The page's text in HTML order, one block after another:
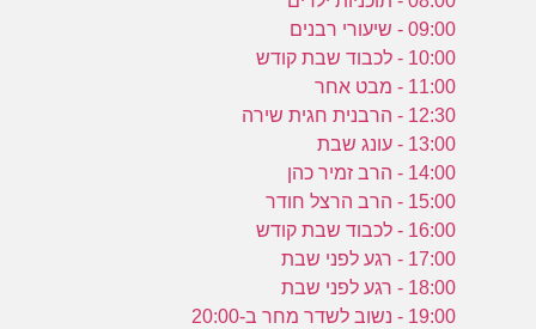
09:00 - שיעורי רבנים
10:00 - לכבוד שבת קודש
11:00 - מבט אחר
12:30 - הרבנית חגית שירה
13:00 - עונג שבת
14:00 - הרב זמיר כהן
15:00 - הרב הרצל חודר
16:00 - לכבוד שבת קודש
17:00 - רגע לפני שבת
18:00 - רגע לפני שבת
19:00 - נשוב לשדר מחר ב-20:00